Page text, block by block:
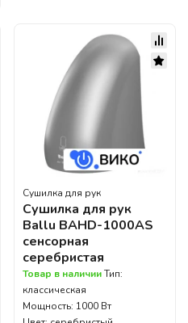
Сушилка для рук
Сушилка для рук
Ballu BAHD-1000AS
сенсорная
серебристая
Товар в наличииТип:
классическая
Мощность: 1000 Вт